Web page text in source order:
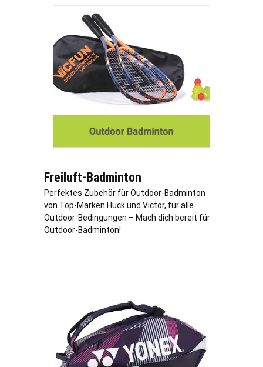
Freiluft-Badminton
Perfektes Zubehör für Outdoor-Badminton
von Top-Marken Huck und Victor, für alle
Outdoor-Bedingungen – Mach dich bereit für
Outdoor-Badminton!